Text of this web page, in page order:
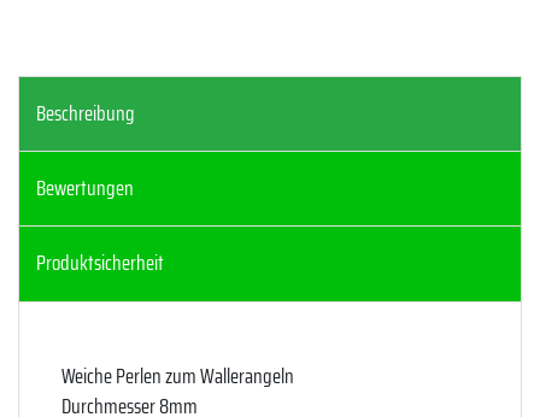
Beschreibung
Bewertungen
Produktsicherheit
Weiche Perlen zum Wallerangeln
Durchmesser 8mm